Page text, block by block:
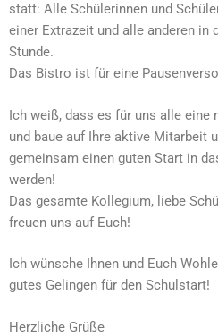
statt: Alle Schülerinnen und
einer Extrazeit und alle anderen in
Stunde.
Das Bistro ist für eine
Ich weiß, dass es für uns alle
und baue auf Ihre aktive Mitarbeit
gemeinsam einen guten Start in
werden!
Das gesamte Kollegium, liebe
freuen uns auf Euch!
Ich wünsche Ihnen und Euch
gutes Gelingen für den Schulstart!
Herzliche Grüße